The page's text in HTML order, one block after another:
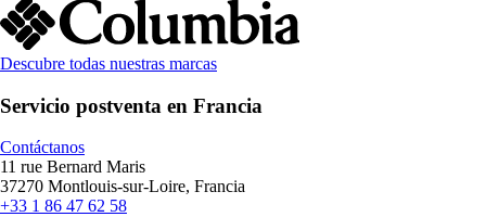
Descubre todas nuestras marcas
Servicio postventa en Francia
Contáctanos
11 rue Bernard Maris
37270 Montlouis-sur-Loire, Francia
+33 1 86 47 62 58